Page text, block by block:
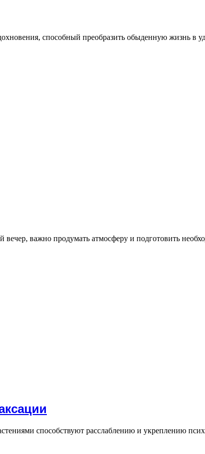
способный преобразить обыденную жизнь в
вечер, важно продумать атмосферу и подготовить
способствуют расслаблению и укреплению